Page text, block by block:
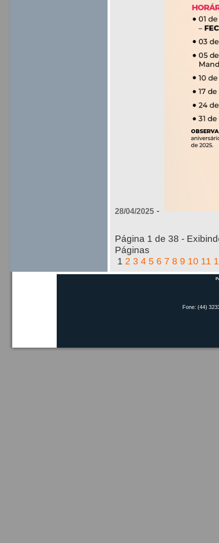
28/04/2025 -
Página 1 de 38 -
Páginas
1 2 3 4 5 6 7 8 9 10 11
Fone: (44)